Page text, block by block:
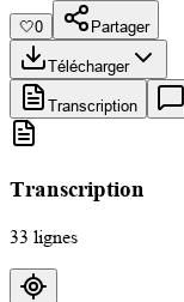
🤍0 Partager
Télécharger
Transcription
Transcription
33 lignes